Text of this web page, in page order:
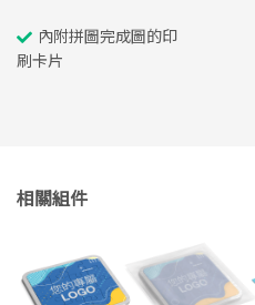
內附拼圖完成圖的印
刷卡片
相關組件